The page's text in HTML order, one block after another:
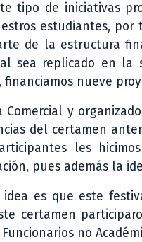
tipo de iniciativas
estudiantes,
de la estructura
sea replicado en
nueve
y
del certamen
les
pues además la
idea es que este
certamen
no